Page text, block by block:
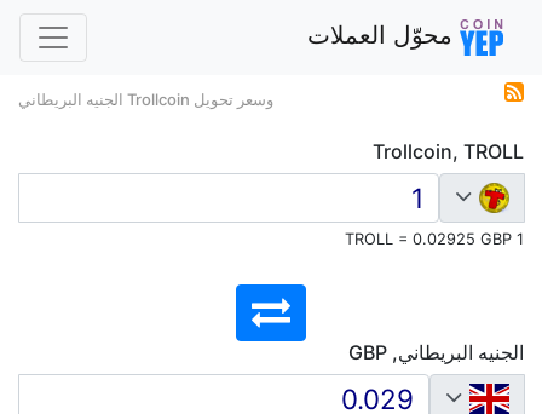
محوّل العملات
وسعر تحويل Trollcoin الجنيه البريطاني
Trollcoin, TROLL
1 TROLL = 0.02925 GBP
الجنيه البريطاني, GBP